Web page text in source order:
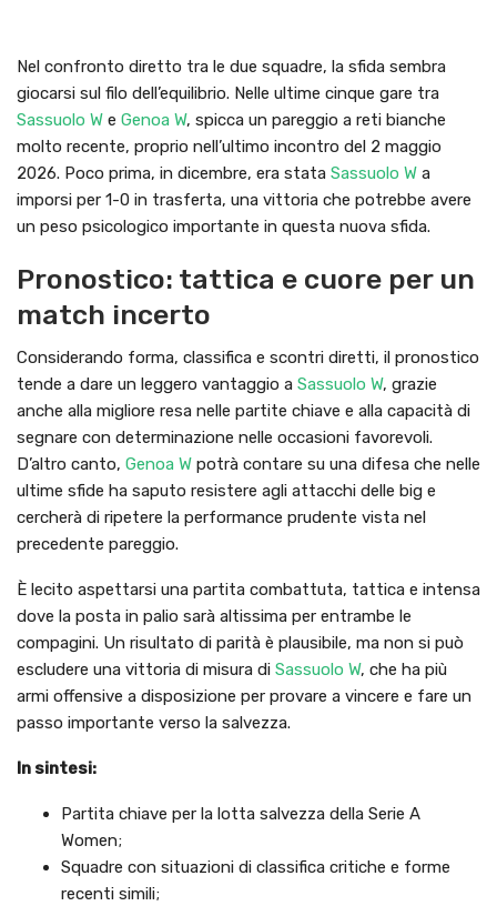
Nel confronto diretto tra le due squadre, la sfida sembra
giocarsi sul filo dell’equilibrio. Nelle ultime cinque gare tra
Sassuolo W e Genoa W, spicca un pareggio a reti bianche
molto recente, proprio nell’ultimo incontro del 2 maggio
2026. Poco prima, in dicembre, era stata Sassuolo W a
imporsi per 1-0 in trasferta, una vittoria che potrebbe avere
un peso psicologico importante in questa nuova sfida.
Pronostico: tattica e cuore per un
match incerto
Considerando forma, classifica e scontri diretti, il pronostico
tende a dare un leggero vantaggio a Sassuolo W, grazie
anche alla migliore resa nelle partite chiave e alla capacità di
segnare con determinazione nelle occasioni favorevoli.
D’altro canto, Genoa W potrà contare su una difesa che nelle
ultime sfide ha saputo resistere agli attacchi delle big e
cercherà di ripetere la performance prudente vista nel
precedente pareggio.
È lecito aspettarsi una partita combattuta, tattica e intensa
dove la posta in palio sarà altissima per entrambe le
compagini. Un risultato di parità è plausibile, ma non si può
escludere una vittoria di misura di Sassuolo W, che ha più
armi offensive a disposizione per provare a vincere e fare un
passo importante verso la salvezza.
In sintesi:
Partita chiave per la lotta salvezza della Serie A
Women;
Squadre con situazioni di classifica critiche e forme
recenti simili;